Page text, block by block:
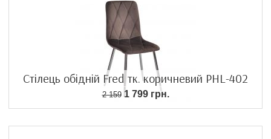
Стілець обідній Fred тк. коричневий PHL-402
2 1591 799 грн.